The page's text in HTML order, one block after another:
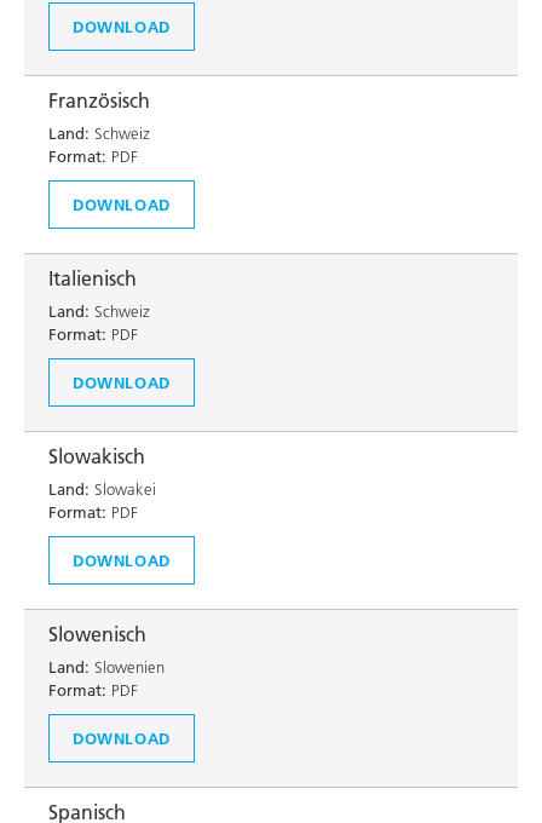
DOWNLOAD
Französisch
Land: Schweiz
Format: PDF
DOWNLOAD
Italienisch
Land: Schweiz
Format: PDF
DOWNLOAD
Slowakisch
Land: Slowakei
Format: PDF
DOWNLOAD
Slowenisch
Land: Slowenien
Format: PDF
DOWNLOAD
Spanisch